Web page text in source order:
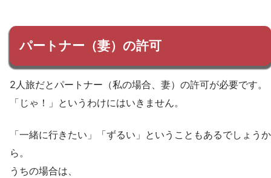
パートナー（妻）の許可
2人旅だとパートナー（私の場合、妻）の許可が必要です。
「じゃ！」というわけにはいきません。
「一緒に行きたい」「ずるい」ということもあるでしょうか
ら。
うちの場合は、